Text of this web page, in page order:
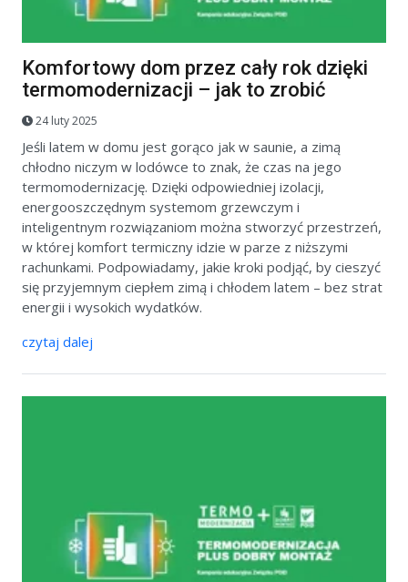
Komfortowy dom przez cały rok dzięki
termomodernizacji – jak to zrobić
24 luty 2025
Jeśli latem w domu jest gorąco jak w saunie, a zimą
chłodno niczym w lodówce to znak, że czas na jego
termomodernizację. Dzięki odpowiedniej izolacji,
energooszczędnym systemom grzewczym i
inteligentnym rozwiązaniom można stworzyć przestrzeń,
w której komfort termiczny idzie w parze z niższymi
rachunkami. Podpowiadamy, jakie kroki podjąć, by cieszyć
się przyjemnym ciepłem zimą i chłodem latem – bez strat
energii i wysokich wydatków.
czytaj dalej